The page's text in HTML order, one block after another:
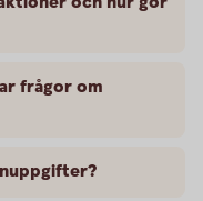
frågor om